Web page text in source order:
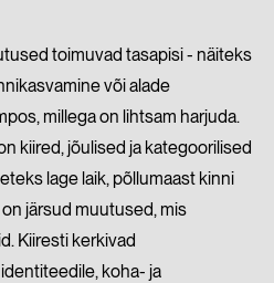
toimuvad tasapisi - näiteks
või alade
millega on lihtsam harjuda.
kiired, jõulised ja kategoorilised
lage laik, põllumaast kinni
järsud muutused, mis
Kiiresti kerkivad
koha- ja